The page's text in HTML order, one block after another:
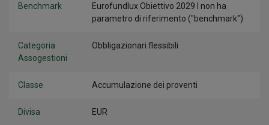
Benchmark
Eurofundlux Obiettivo 2029 I non ha
parametro di riferimento ("benchmark")
Categoria
Assogestioni
Obbligazionari flessibili
Classe Accumulazione dei proventi
Divisa EUR